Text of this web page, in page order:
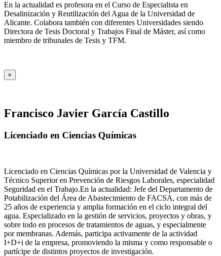
En la actualidad es profesora en el Curso de Especialista en
Desalinización y Reutilización del Agua de la Universidad de
Alicante. Colabora también con diferentes Universidades siendo
Directora de Tesis Doctoral y Trabajos Final de Máster, así como
miembro de tribunales de Tesis y TFM.
×
Francisco Javier García Castillo
Licenciado en Ciencias Químicas
Licenciado en Ciencias Químicas por la Universidad de Valencia y
Técnico Superior en Prevención de Riesgos Laborales, especialidad
Seguridad en el Trabajo.En la actualidad: Jefe del Departamento de
Potabilización del Área de Abastecimiento de FACSA, con más de
25 años de experiencia y amplia formación en el ciclo integral del
agua. Especializado en la gestión de servicios, proyectos y obras, y
sobre todo en procesos de tratamientos de aguas, y especialmente
por membranas. Además, participa activamente de la actividad
I+D+i de la empresa, promoviendo la misma y como responsable o
partícipe de distintos proyectos de investigación.